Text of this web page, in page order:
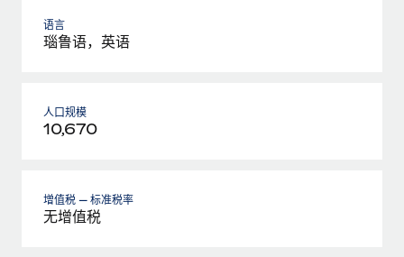
语言
瑙鲁语，英语
人口规模
10,670
增值税 — 标准税率
无增值税